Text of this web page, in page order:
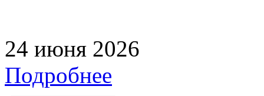
24 июня 2026
Подробнее